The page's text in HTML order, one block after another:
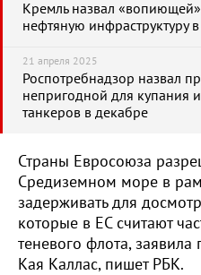
Кремль назвал
нефтяную инфраструктуру
21 апреля 2025
Роспотребнадзор назвал
непригодной для купания
танкеров в декабре
Страны Евросоюза
Средиземном море в
задерживать для
которые в ЕС считают
теневого флота,
Кая Каллас, пишет РБК.